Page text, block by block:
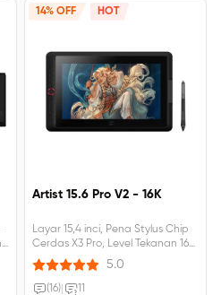
14% OFF HOT
Artist 15.6 Pro V2 - 16K
Layar 15,4 inci, Pena Stylus Chip
Cerdas X3 Pro, Level Tekanan 16K,
Tombol Cepat Dial Merah
5.0
(16) 11